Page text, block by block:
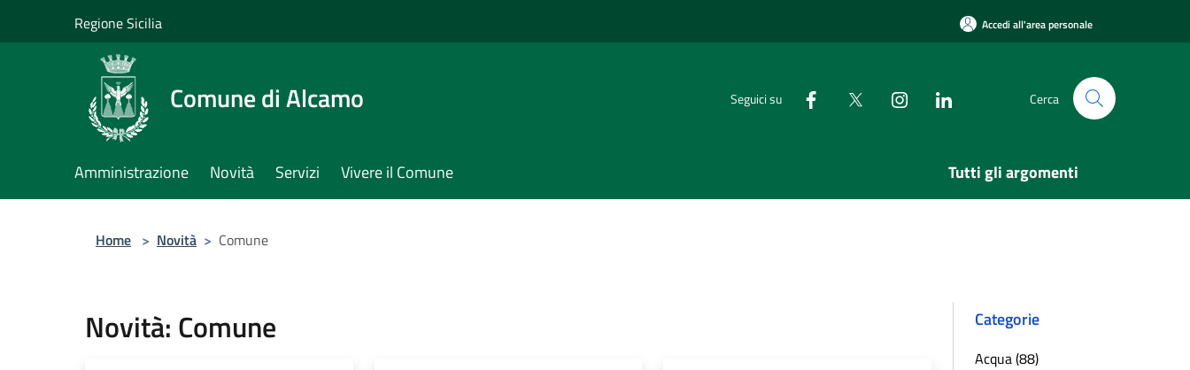
Regione Sicilia Accedi all'area personale
Comune di Alcamo Seguici su Cerca
Amministrazione Novità Servizi Vivere il Comune Tutti gli argomenti
Home > Novità > Comune
Novità: Comune Categorie
Acqua (88)